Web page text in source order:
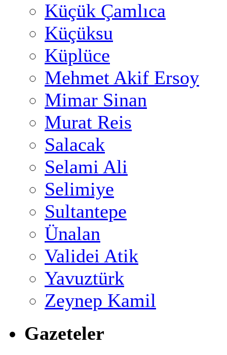
Küçük Çamlıca
Küçüksu
Küplüce
Mehmet Akif Ersoy
Mimar Sinan
Murat Reis
Salacak
Selami Ali
Selimiye
Sultantepe
Ünalan
Validei Atik
Yavuztürk
Zeynep Kamil
Gazeteler